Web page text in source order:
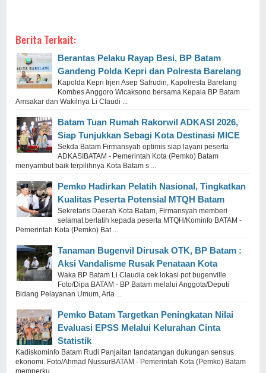
Berita Terkait:
Berantas Pelaku Rayap Besi, BP Batam
Gandeng Polda Kepri dan Polresta Barelang
Kapolda Kepri Irjen Asep Safrudin, Kapolresta Barelang
Kombes Anggoro Wicaksono bersama Kepala BP Batam
Amsakar dan Wakilnya Li Claudi ...
Batam Tuan Rumah Rakorwil ADKASI 2026,
Siap Tunjukkan Sebagi Kota Destinasi MICE
Sekda Batam Firmansyah optimis siap layani peserta
ADKASIBATAM - Pemerintah Kota (Pemko) Batam
menyambut baik terpilihnya Kota Batam s ...
Pemko Hadirkan Pelatih Nasional, Tingkatkan
Kualitas Peserta Potensial MTQH Batam
Sekretaris Daerah Kota Batam, Firmansyah memberi
selamat berlatih kepada peserta MTQH/Kominfo BATAM -
Pemerintah Kota (Pemko) Bat ...
Tanaman Bugenvil Dirusak OTK, BP Batam :
Aksi Vandalisme Rusak Penataan Kota
Waka BP Batam Li Claudia cek lokasi pot bugenville.
Foto/Dipa BATAM - BP Batam melalui Anggota/Deputi
Bidang Pelayanan Umum, Aria ...
Pemko Batam Targetkan Peningkatan Nilai
Evaluasi EPSS Melalui Kelurahan Cinta
Statistik
Kadiskominfo Batam Rudi Panjaitan tandatangan dukungan sensus
ekonomi. Foto/Ahmad NussurBATAM - Pemerintah Kota (Pemko) Batam
memperku ...